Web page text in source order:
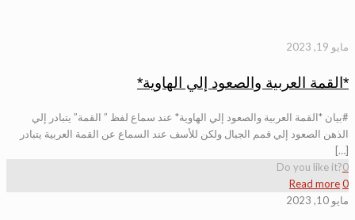
مايو 19, 2023
*القمة العربية والصعود إلي الهاوية*
#بيان *القمة العربية والصعود إلي الهاوية* عند سماع لفظ ” القمة” يتبادر إلي
الذهن الصعود إلي قمم الجبال ولكن للأسف عند السماع عن القمة العربية يتبادر
[…]
Do you like it?0
0
Read more
مايو 10, 2023